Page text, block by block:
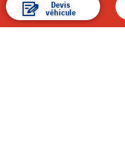
Devis
véhicule